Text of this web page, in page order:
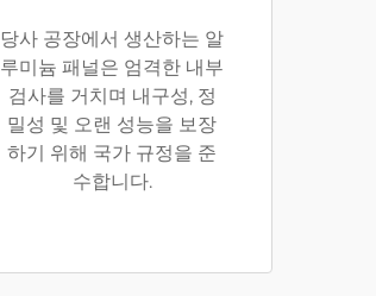
당사 공장에서 생산하는 알
루미늄 패널은 엄격한 내부
검사를 거치며 내구성, 정
밀성 및 오랜 성능을 보장
하기 위해 국가 규정을 준
수합니다.